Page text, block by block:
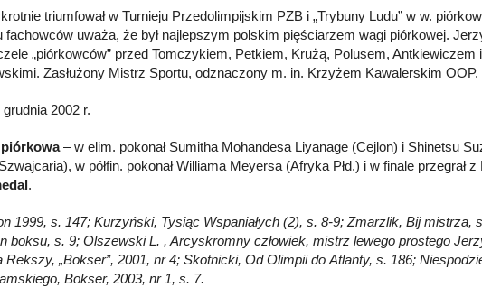
triumfował w Turnieju Przedolimpijskim PZB i „Trybuny Ludu” w w.
fachowców uważa, że był najlepszym polskim pięściarzem wagi piórkowej.
„piórkowców” przed Tomczykiem, Petkiem, Krużą, Polusem,
Zasłużony Mistrz Sportu, odznaczony m. in. Krzyżem Kawalerskim OOP.
2002 r.
– w elim. pokonał Sumitha Mohandesa Liyanage (Cejlon) i Shinetsu
w półfin. pokonał Williama Meyersa (Afryka Płd.) i w finale przegrał
.
1999, s. 147; Kurzyński, Tysiąc Wspaniałych (2), s. 8-9; Zmarzlik, Bij mistrza,
boksu, s. 9; Olszewski L. , Arcyskromny człowiek, mistrz lewego prostego
Rekszy, „Bokser”, 2001, nr 4; Skotnicki, Od Olimpii do Atlanty, s. 186;
Bokser, 2003, nr 1, s. 7.